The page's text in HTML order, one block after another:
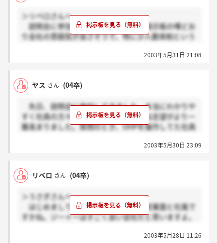
＞リベロさんへ
説明会に参加してきました。ここの掲示板の噂どお
り会社の雰囲気が良さそうで、特に少人数体制という
ていたのですか？実は私は営業職で仕事を探していて
業界では絞っていなかったのです。ですから皆さんよ
もし面接試験が通れば筆記試験があるのでしょうけ
ど、専門性や数学などが苦手なので・・・不安です。
やる気だけのアプローチでは弱いと思いつつ・・。情
2003年5月31日 21:08
ヤス さん (04卒)
先日、説明会に参加してきました。本当にわかりや
すく社員の方々に説明され、私としては志望がより一
層高まりました。質問のとき、OHPを操作してた社員
見てたのかな？次の日、電話で1次面接の連絡がきま
1次面接受けた方々はどんなこと聞かれましたか？
雰囲気とかでも良いので教えてください。m（－＿
2003年5月30日 23:09
リベロ さん (04卒)
＞うさぎさんへ
はじめまして！うさぎさん。私は、営業面と社風で
すかね。ジーイーはすごく良い会社だと思いますよ。
明会の時に提出する履歴書の2つで書類選考ってこと
2003年5月28日 11:26